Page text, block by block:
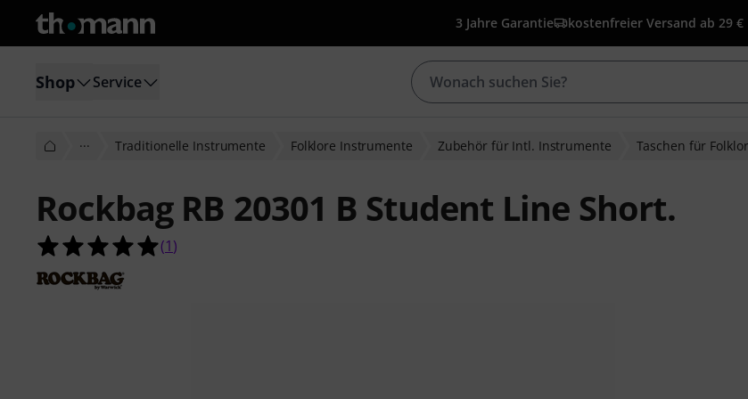
3 Jahre Garantie kostenfreier Versand ab 29 €
Shop Service
··· Traditionelle Instrumente Folklore Instrumente Zubehör für Intl. Instrumente Taschen für
Rockbag RB 20301 B Student Line Short.
5.0 von 5 Sternen aus 1 Kundenbewertungen
(1)